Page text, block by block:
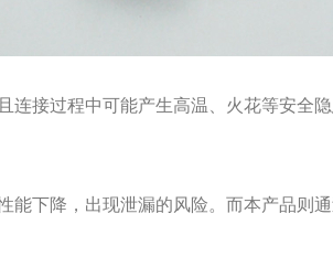
接过程中可能产生高温、火花等安全
降，出现泄漏的风险。而本产品则通